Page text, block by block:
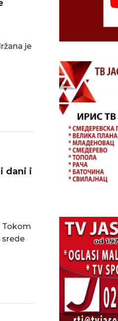
je
dani i
Tokom
srede